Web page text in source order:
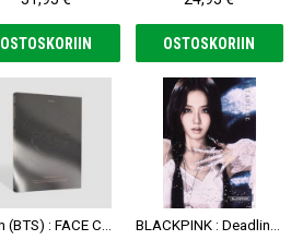
OSTOSKORIIN OSTOSKORIIN
Jimin (BTS) : FACE CD (Undefinable Face Ver.) BLACKPINK : Deadline CD (Silver Ver. - Jisoo)